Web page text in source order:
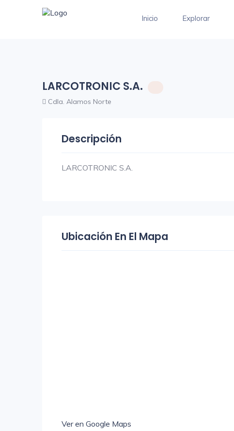
Inicio Explorar
LARCOTRONIC S.A.
Cdla. Alamos Norte
Descripción
LARCOTRONIC S.A.
Ubicación En El Mapa
Ver en Google Maps